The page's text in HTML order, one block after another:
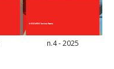
n.4 - 2025